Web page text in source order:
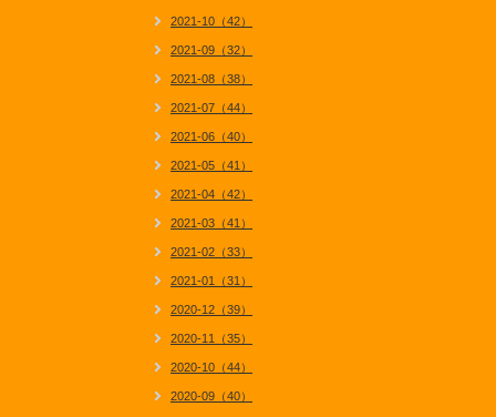
2021-10（42）
2021-09（32）
2021-08（38）
2021-07（44）
2021-06（40）
2021-05（41）
2021-04（42）
2021-03（41）
2021-02（33）
2021-01（31）
2020-12（39）
2020-11（35）
2020-10（44）
2020-09（40）